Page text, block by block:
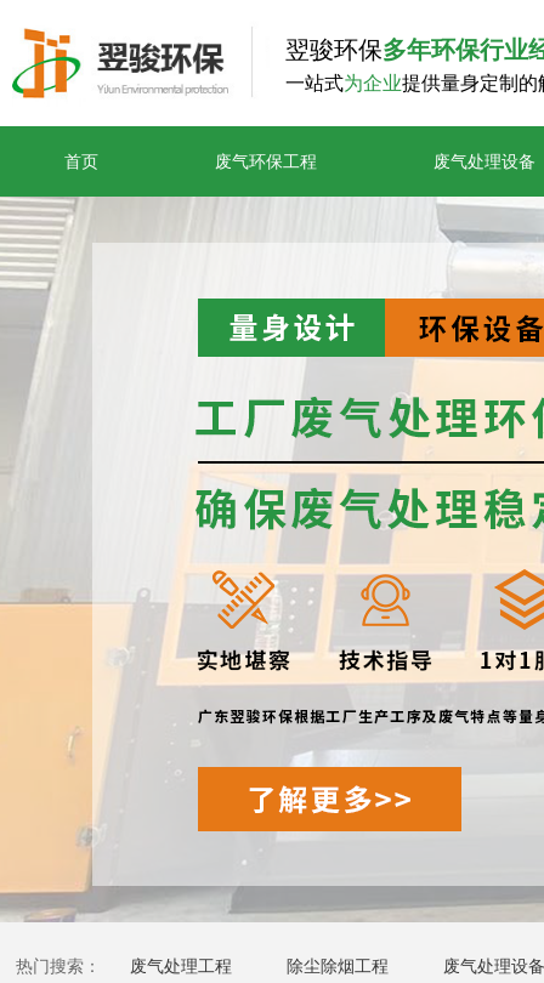
首页 废气环保工程 废气处理设备
翌骏环保多年环保行业
一站式为企业提供量身定制的
热门搜索： 废气处理工程 除尘除烟工程 废气处理设